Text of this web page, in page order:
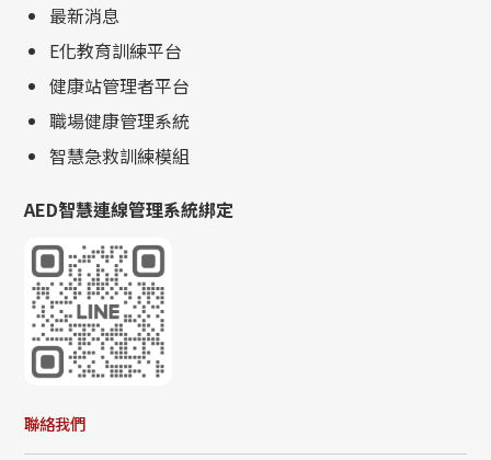
最新消息
E化教育訓練平台
健康站管理者平台
職場健康管理系統
智慧急救訓練模組
AED智慧連線管理系統綁定
聯絡我們